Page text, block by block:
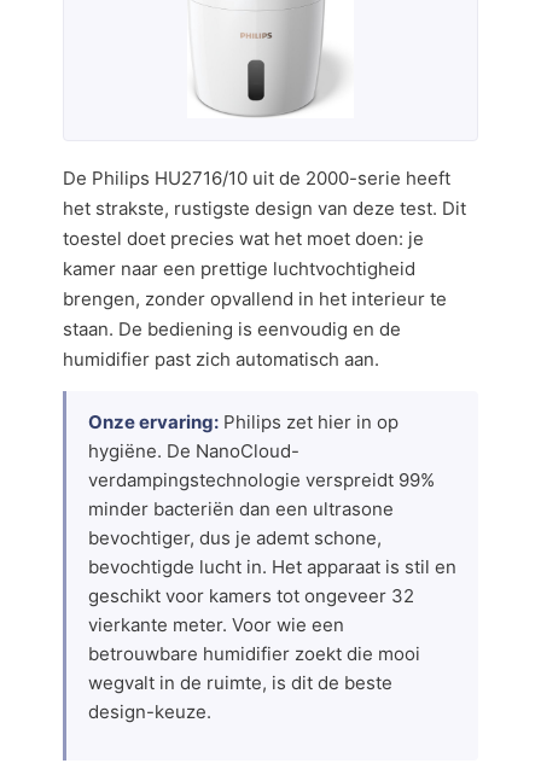
De Philips HU2716/10 uit de 2000-serie heeft
het strakste, rustigste design van deze test. Dit
toestel doet precies wat het moet doen: je
kamer naar een prettige luchtvochtigheid
brengen, zonder opvallend in het interieur te
staan. De bediening is eenvoudig en de
humidifier past zich automatisch aan.
Onze ervaring: Philips zet hier in op
hygiëne. De NanoCloud-
verdampingstechnologie verspreidt 99%
minder bacteriën dan een ultrasone
bevochtiger, dus je ademt schone,
bevochtigde lucht in. Het apparaat is stil en
geschikt voor kamers tot ongeveer 32
vierkante meter. Voor wie een
betrouwbare humidifier zoekt die mooi
wegvalt in de ruimte, is dit de beste
design-keuze.